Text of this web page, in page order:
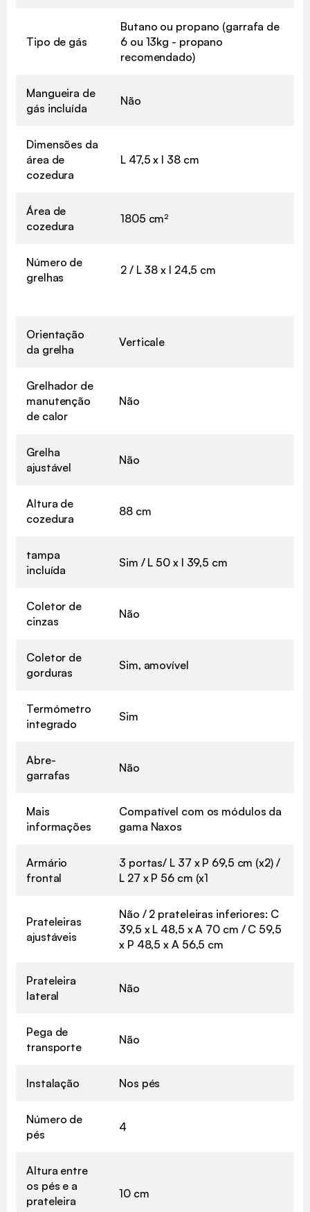
Tipo de gás
Butano ou propano (garrafa de
6 ou 13kg - propano
recomendado)
Mangueira de
gás incluída
Não
Dimensões da
área de
cozedura
L 47,5 x l 38 cm
Área de
cozedura
1805 cm²
Número de
grelhas
2 / L 38 x l 24,5 cm
Orientação
da grelha
Verticale
Grelhador de
manutenção
de calor
Não
Grelha
ajustável
Não
Altura de
cozedura
88 cm
tampa
incluída
Sim / L 50 x l 39,5 cm
Coletor de
cinzas
Não
Coletor de
gorduras
Sim, amovível
Termómetro
integrado
Sim
Abre-
garrafas
Não
Mais
informações
Compatível com os módulos da
gama Naxos
Armário
frontal
3 portas/ L 37 x P 69,5 cm (x2) /
L 27 x P 56 cm (x1
Prateleiras
ajustáveis
Não / 2 prateleiras inferiores: C
39,5 x L 48,5 x A 70 cm / C 59,5
x P 48,5 x A 56,5 cm
Prateleira
lateral
Não
Pega de
transporte
Não
Instalação Nos pés
Número de
pés
4
Altura entre
os pés e a
prateleira
10 cm